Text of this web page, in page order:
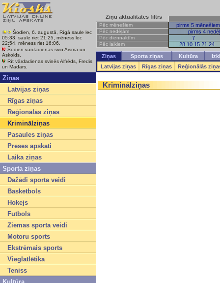
Šodien, 6. augustā, Rīgā saule lec
05:33, saule riet 21:25, mēness lec
22:54, mēness riet 16:06.
Šodien vārdadienas svin Aisma un
Askolds.
Rīt vārdadienas svinēs Alfrēds, Fredis
un Madars.
Ziņu aktualitātes filtrs
Pēc mēnešiem pirms 5 mēnešiem
Pēc nedēļām pirms 4
Pēc diennaktīm 7
Pēc laikiem 28.10.15 21:24
Ziņas Sporta ziņas Kultūra
Latvijas ziņas
Rīgas ziņas Reģionālās
Ziņas
Latvijas ziņas
Rīgas ziņas
Reģionālās ziņas
Kriminālziņas
Pasaules ziņas
Preses apskati
Laika ziņas
Sporta ziņas
Dažādi sporta veidi
Basketbols
Hokejs
Futbols
Ziemas sporta veidi
Motoru sports
Ekstrēmais sports
Vieglatlētika
Teniss
Kriminālziņas